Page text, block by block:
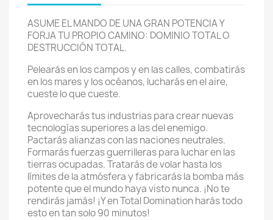
ASUME EL MANDO DE UNA GRAN POTENCIA Y
FORJA TU PROPIO CAMINO: DOMINIO TOTAL O
DESTRUCCIÓN TOTAL.
Pelearás en los campos y en las calles, combatirás
en los mares y los océanos, lucharás en el aire,
cueste lo que cueste.
Aprovecharás tus industrias para crear nuevas
tecnologías superiores a las del enemigo.
Pactarás alianzas con las naciones neutrales.
Formarás fuerzas guerrilleras para luchar en las
tierras ocupadas. Tratarás de volar hasta los
límites de la atmósfera y fabricarás la bomba más
potente que el mundo haya visto nunca. ¡No te
rendirás jamás! ¡Y en Total Domination harás todo
esto en tan solo 90 minutos!